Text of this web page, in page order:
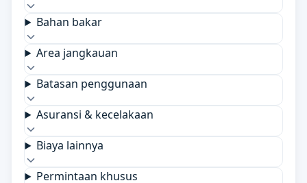
Bahan bakar
Area jangkauan
Batasan penggunaan
Asuransi & kecelakaan
Biaya lainnya
Permintaan khusus